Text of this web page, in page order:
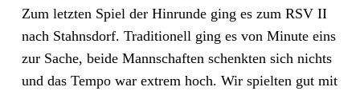
Zum letzten Spiel der Hinrunde ging es zum RSV II
nach Stahnsdorf. Traditionell ging es von Minute eins
zur Sache, beide Mannschaften schenkten sich nichts
und das Tempo war extrem hoch. Wir spielten gut mit